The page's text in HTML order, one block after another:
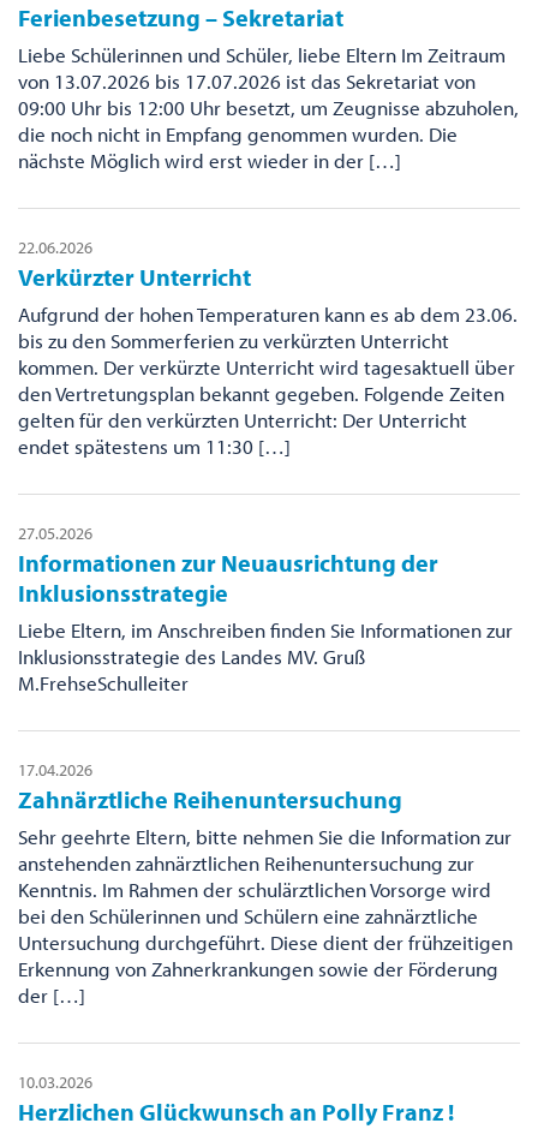
Ferienbesetzung – Sekretariat
Liebe Schülerinnen und Schüler, liebe Eltern Im Zeitraum
von 13.07.2026 bis 17.07.2026 ist das Sekretariat von
09:00 Uhr bis 12:00 Uhr besetzt, um Zeugnisse abzuholen,
die noch nicht in Empfang genommen wurden. Die
nächste Möglich wird erst wieder in der […]
22.06.2026
Verkürzter Unterricht
Aufgrund der hohen Temperaturen kann es ab dem 23.06.
bis zu den Sommerferien zu verkürzten Unterricht
kommen. Der verkürzte Unterricht wird tagesaktuell über
den Vertretungsplan bekannt gegeben. Folgende Zeiten
gelten für den verkürzten Unterricht: Der Unterricht
endet spätestens um 11:30 […]
27.05.2026
Informationen zur Neuausrichtung der
Inklusionsstrategie
Liebe Eltern, im Anschreiben finden Sie Informationen zur
Inklusionsstrategie des Landes MV. Gruß
M.FrehseSchulleiter
17.04.2026
Zahnärztliche Reihenuntersuchung
Sehr geehrte Eltern, bitte nehmen Sie die Information zur
anstehenden zahnärztlichen Reihenuntersuchung zur
Kenntnis. Im Rahmen der schulärztlichen Vorsorge wird
bei den Schülerinnen und Schülern eine zahnärztliche
Untersuchung durchgeführt. Diese dient der frühzeitigen
Erkennung von Zahnerkrankungen sowie der Förderung
der […]
10.03.2026
Herzlichen Glückwunsch an Polly Franz !